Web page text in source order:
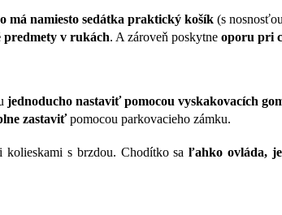
má namiesto sedátka praktický košík (s
predmety v rukách. A zároveň poskytne oporu pri
jednoducho nastaviť pomocou vyskakovacích
zastaviťpomocou parkovacieho zámku.
kolieskami s brzdou. Chodítko saľahko ovláda,